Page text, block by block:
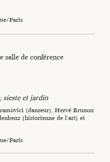
Paris
salle de conférence
sieste et jardin
(danseur), Hervé Brunon
(historienne de l’art) et
Paris